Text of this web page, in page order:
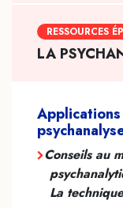
RESSOURCES
LA
Conseils au
La